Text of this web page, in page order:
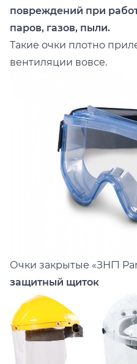
повреждений при
паров, газов, пыли.
Такие очки плотно
вентиляции вовсе.
Очки закрытые «ЗНГ1
защитный щиток